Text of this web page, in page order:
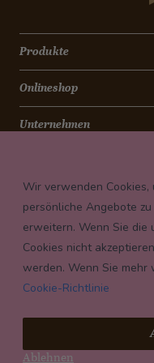
Produkte
Onlineshop
Unternehmen
Payment conditions
Wir verwenden Cookies,
persönliche Angebote
erweitern. Wenn Sie
Cookies nicht
werden. Wenn Sie mehr
Cookie-Richtlinie
Ablehnen
© 2026